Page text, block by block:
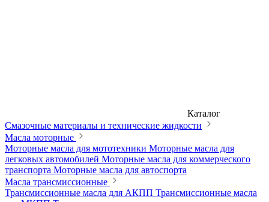
Каталог
Смазочные материалы и технические жидкости
Масла моторные
Моторные масла для мототехники Моторные масла для
легковых автомобилей Моторные масла для коммерческого
транспорта Моторные масла для автоспорта
Масла трансмиссионные
Трансмиссионные масла для АКПП Трансмиссионные масла